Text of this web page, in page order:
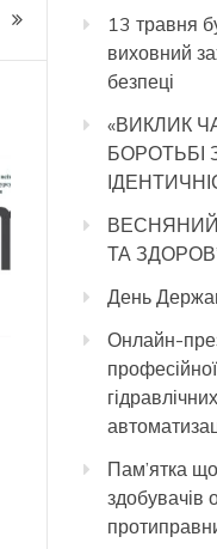
13 травня
виховний
безпеці
«ВИКЛИК
БОРОТЬБІ
ТА
День
Онлайн-
Пам’ятка
здобувачів